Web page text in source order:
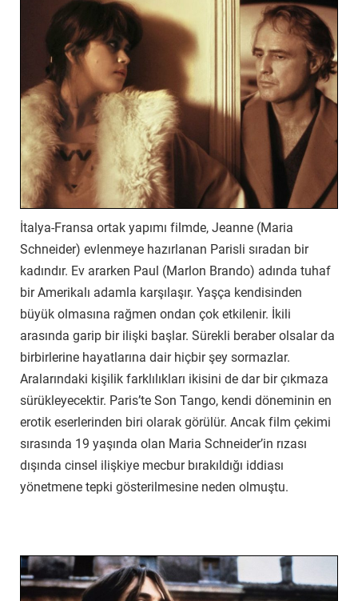
İtalya-Fransa ortak yapımı filmde, Jeanne (Maria
Schneider) evlenmeye hazırlanan Parisli sıradan bir
kadındır. Ev ararken Paul (Marlon Brando) adında tuhaf
bir Amerikalı adamla karşılaşır. Yaşça kendisinden
büyük olmasına rağmen ondan çok etkilenir. İkili
arasında garip bir ilişki başlar. Sürekli beraber olsalar da
birbirlerine hayatlarına dair hiçbir şey sormazlar.
Aralarındaki kişilik farklılıkları ikisini de dar bir çıkmaza
sürükleyecektir. Paris’te Son Tango, kendi döneminin en
erotik eserlerinden biri olarak görülür. Ancak film çekimi
sırasında 19 yaşında olan Maria Schneider’in rızası
dışında cinsel ilişkiye mecbur bırakıldığı iddiası
yönetmene tepki gösterilmesine neden olmuştu.